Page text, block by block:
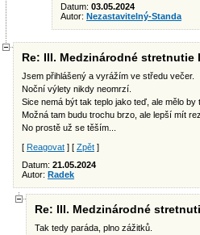
Datum: 03.05.2024
Autor: Nezastavitelný-Standa
Re: III. Medzinárodné
Jsem přihlášený a vyrážím ve středu večer.
Noční výlety nikdy neomrzí.
Sice nemá být tak teplo jako teď, ale mělo
Možná tam budu trochu brzo, ale lepší mít
No prostě už se těším...
[ Reagovat ] [ Zpět ]
Datum: 21.05.2024
Autor: Radek
Re: III. Medzinárodné
Tak tedy paráda, plno zážitků.